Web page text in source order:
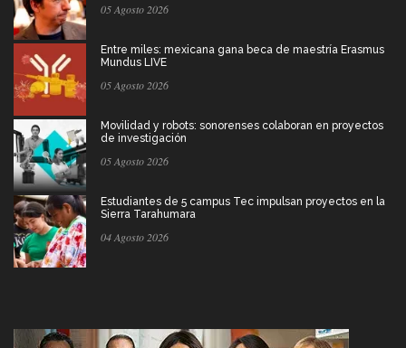
05 Agosto 2026
Entre miles: mexicana gana beca de maestría Erasmus
Mundus LIVE
05 Agosto 2026
Movilidad y robots: sonorenses colaboran en proyectos
de investigación
05 Agosto 2026
Estudiantes de 5 campus Tec impulsan proyectos en la
Sierra Tarahumara
04 Agosto 2026